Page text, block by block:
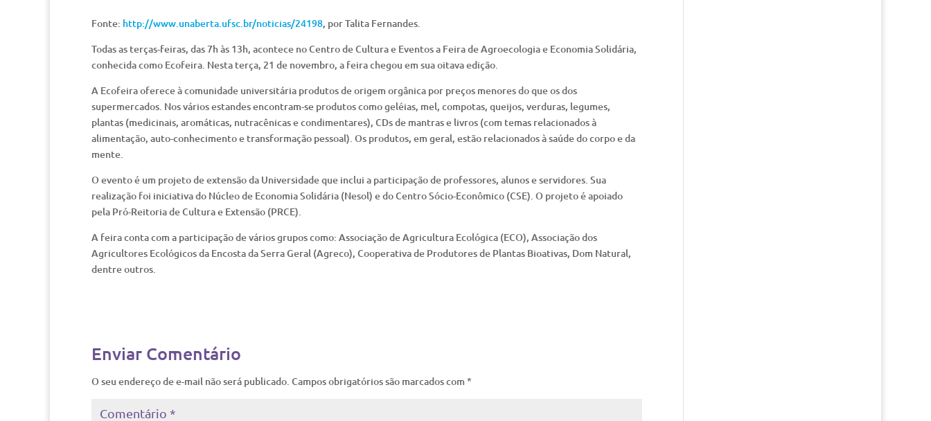
Fonte: http://www.unaberta.ufsc.br/noticias/24198, por Talita Fernandes.
Todas as terças-feiras, das 7h às 13h, acontece no Centro de Cultura e Eventos a Feira de Agroecologia e Economia Solidária,
conhecida como Ecofeira. Nesta terça, 21 de novembro, a feira chegou em sua oitava edição.
A Ecofeira oferece à comunidade universitária produtos de origem orgânica por preços menores do que os dos
supermercados. Nos vários estandes encontram-se produtos como geléias, mel, compotas, queijos, verduras, legumes,
plantas (medicinais, aromáticas, nutracênicas e condimentares), CDs de mantras e livros (com temas relacionados à
alimentação, auto-conhecimento e transformação pessoal). Os produtos, em geral, estão relacionados à saúde do corpo e da
mente.
O evento é um projeto de extensão da Universidade que inclui a participação de professores, alunos e servidores. Sua
realização foi iniciativa do Núcleo de Economia Solidária (Nesol) e do Centro Sócio-Econômico (CSE). O projeto é apoiado
pela Pró-Reitoria de Cultura e Extensão (PRCE).
A feira conta com a participação de vários grupos como: Associação de Agricultura Ecológica (ECO), Associação dos
Agricultores Ecológicos da Encosta da Serra Geral (Agreco), Cooperativa de Produtores de Plantas Bioativas, Dom Natural,
dentre outros.
Enviar Comentário
O seu endereço de e-mail não será publicado. Campos obrigatórios são marcados com *